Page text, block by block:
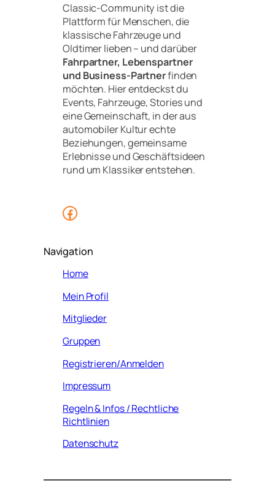
Classic-Community ist die
Plattform für Menschen, die
klassische Fahrzeuge und
Oldtimer lieben – und darüber
Fahrpartner, Lebenspartner
und Business-Partnerfinden
möchten. Hier entdeckst du
Events, Fahrzeuge, Stories und
eine Gemeinschaft, in der aus
automobiler Kultur echte
Beziehungen, gemeinsame
Erlebnisse und Geschäftsideen
rund um Klassiker entstehen.
Facebook
Navigation
Home
Mein Profil
Mitglieder
Gruppen
Registrieren/Anmelden
Impressum
Regeln & Infos / Rechtliche
Richtlinien
Datenschutz